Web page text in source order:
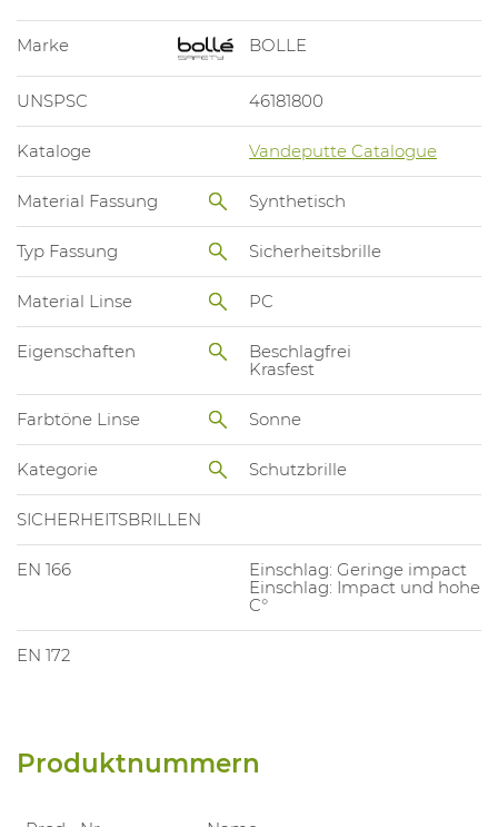
Marke BOLLE
UNSPSC 46181800
Kataloge Vandeputte Catalogue
Material Fassung Synthetisch
Typ Fassung Sicherheitsbrille
Material Linse PC
Eigenschaften
Beschlagfrei
Krasfest
Farbtöne Linse Sonne
Kategorie Schutzbrille
SICHERHEITSBRILLEN
EN 166
Einschlag: Geringe impact
Einschlag: Impact und hohe
C°
EN 172
Produktnummern